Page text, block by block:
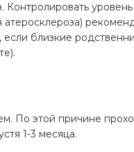
близкие
По этой причине
1-3 месяца.